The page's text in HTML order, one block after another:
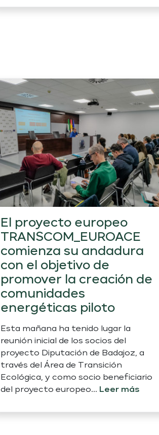
El proyecto europeo
TRANSCOM_EUROACE
comienza su andadura
con el objetivo de
promover la creación de
comunidades
energéticas piloto
Esta mañana ha tenido lugar la
reunión inicial de los socios del
proyecto Diputación de Badajoz, a
través del Área de Transición
Ecológica, y como socio beneficiario
del proyecto europeo... Leer más